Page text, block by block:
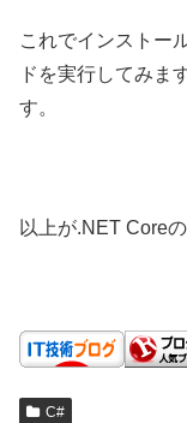
これでインストー
ドを実行してみま
す。
以上が.NET Core
C#